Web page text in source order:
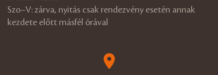
Szo–V: zárva, nyitás csak rendezvény esetén annak
kezdete előtt másfél órával